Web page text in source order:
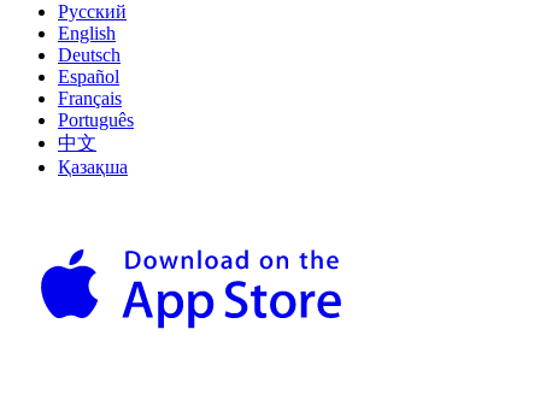
Русский
English
Deutsch
Español
Français
Português
中文
Қазақша